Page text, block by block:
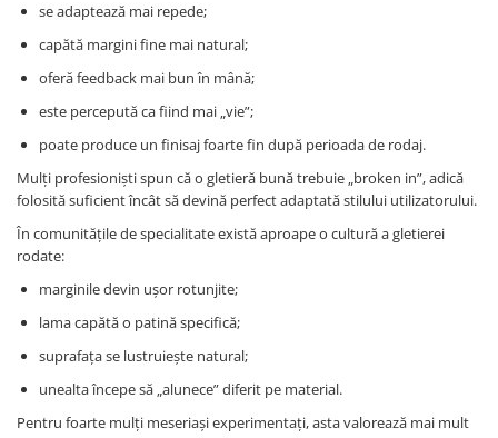
se adaptează mai repede;
capătă margini fine mai natural;
oferă feedback mai bun în mână;
este percepută ca fiind mai „vie”;
poate produce un finisaj foarte fin după perioada de rodaj.
Mulți profesioniști spun că o gletieră bună trebuie „broken in”, adică
folosită suficient încât să devină perfect adaptată stilului utilizatorului.
În comunitățile de specialitate există aproape o cultură a gletierei
rodate:
marginile devin ușor rotunjite;
lama capătă o patină specifică;
suprafața se lustruiește natural;
unealta începe să „alunece” diferit pe material.
Pentru foarte mulți meseriași experimentați, asta valorează mai mult